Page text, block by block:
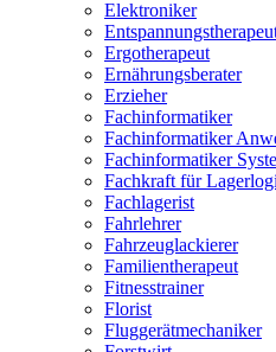
Elektroniker
Ergotherapeut
Ernährungsberater
Erzieher
Fachinformatiker
Fachinformatiker
Fachinformatiker
Fachkraft für
Fachlagerist
Fahrlehrer
Fahrzeuglackierer
Familientherapeut
Fitnesstrainer
Florist
Fluggerätmechaniker